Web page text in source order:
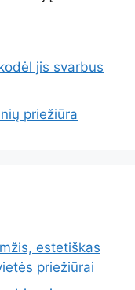
jis svarbus
priežiūra
estetiškas
priežiūrai